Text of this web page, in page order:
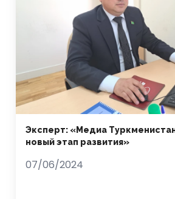
Эксперт: «Медиа
новый этап развития»
07/06/2024